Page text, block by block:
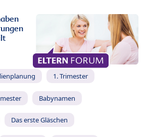
1. Trimester
Babynamen
Das erste Gläschen